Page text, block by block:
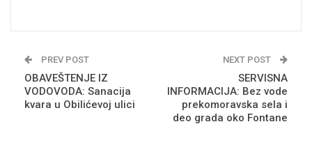
PREV POST
OBAVEŠTENJE IZ
VODOVODA: Sanacija
kvara u Obilićevoj ulici
NEXT POST
SERVISNA
INFORMACIJA: Bez vode
prekomoravska sela i
deo grada oko Fontane